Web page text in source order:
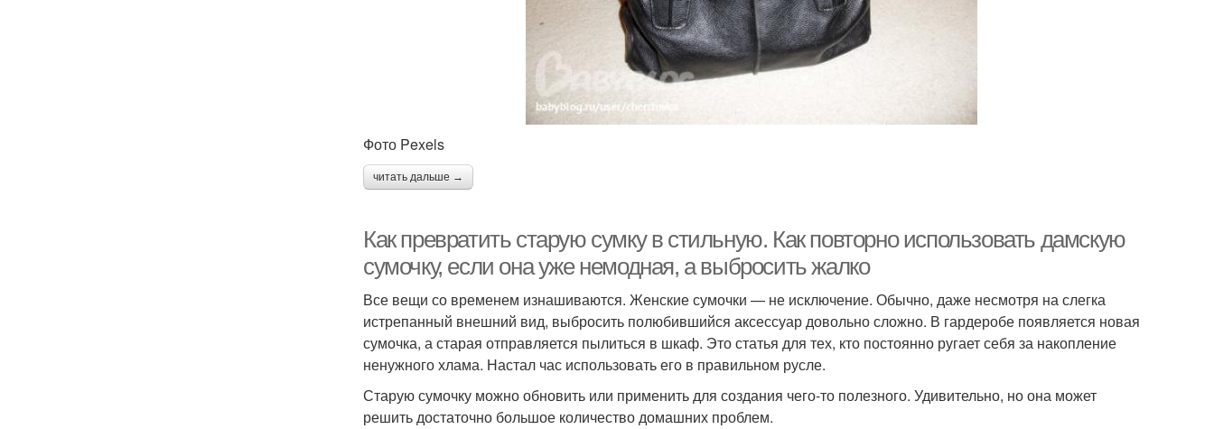
Фото Pexels
читать дальше →
Как превратить старую сумку в стильную. Как повторно использовать дамскую
сумочку, если она уже немодная, а выбросить жалко
Все вещи со временем изнашиваются. Женские сумочки — не исключение. Обычно, даже несмотря на слегка
истрепанный внешний вид, выбросить полюбившийся аксессуар довольно сложно. В гардеробе появляется новая
сумочка, а старая отправляется пылиться в шкаф. Это статья для тех, кто постоянно ругает себя за накопление
ненужного хлама. Настал час использовать его в правильном русле.
Старую сумочку можно обновить или применить для создания чего-то полезного. Удивительно, но она может
решить достаточно большое количество домашних проблем.